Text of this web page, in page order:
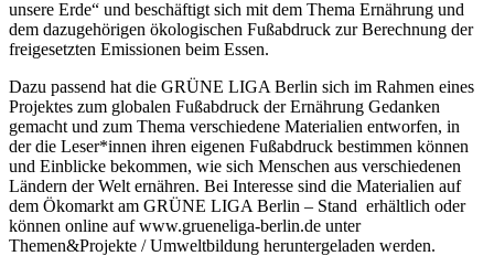
unsere Erde“ und beschäftigt sich mit dem Thema Ernährung und
dem dazugehörigen ökologischen Fußabdruck zur Berechnung der
freigesetzten Emissionen beim Essen.
Dazu passend hat die GRÜNE LIGA Berlin sich im Rahmen eines
Projektes zum globalen Fußabdruck der Ernährung Gedanken
gemacht und zum Thema verschiedene Materialien entworfen, in
der die Leser*innen ihren eigenen Fußabdruck bestimmen können
und Einblicke bekommen, wie sich Menschen aus verschiedenen
Ländern der Welt ernähren. Bei Interesse sind die Materialien auf
dem Ökomarkt am GRÜNE LIGA Berlin – Stand erhältlich oder
können online auf www.grueneliga-berlin.de unter
Themen&Projekte / Umweltbildung heruntergeladen werden.